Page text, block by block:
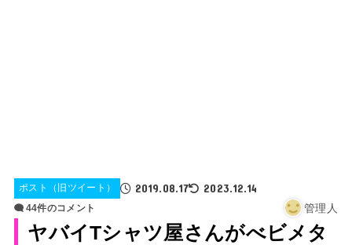
ポスト（旧ツイート） 2019.08.17 2023.12.14
44件のコメント 管理人
ヤバイTシャツ屋さんがべビメタ